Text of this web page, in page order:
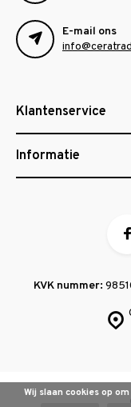
E-mail ons
Klantenservice
Informatie
KVK nummer:
Wij slaan cookies op